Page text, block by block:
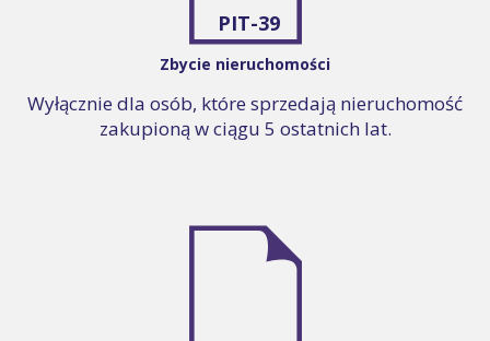
PIT-39
Zbycie nieruchomości
Wyłącznie dla osób, które sprzedają nieruchomość
zakupioną w ciągu 5 ostatnich lat.